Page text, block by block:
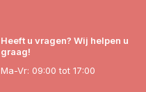
Heeft u vragen? Wij helpen u
graag!
Ma-Vr: 09:00 tot 17:00